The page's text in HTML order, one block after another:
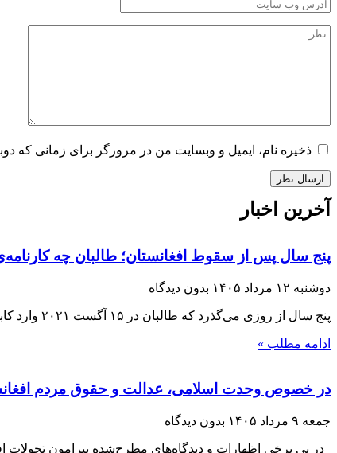
ذخیره نام، ایمیل و وبسایت من در مرورگر برای زمانی که
آخرین اخبار
پنج سال پس از سقوط افغانستان؛ طالبان چه
دوشنبه ۱۲ مرداد ۱۴۰۵ بدون دیدگاه
پنج سال از روزی می‌گذرد که طالبان در ۱۵ آگست ۲۰۲۱ وارد کابل شدند و با فروپاشی حکومت جمهوریت، بار دیگر قدرت را در افغانستان
ادامه مطلب »
در خصوص وحدت اسلامی، عدالت و حقوق مردم
جمعه ۹ مرداد ۱۴۰۵ بدون دیدگاه
در پی برخی اظهارات و دیدگاه‌های مطرح‌شده پیرامون تحولات